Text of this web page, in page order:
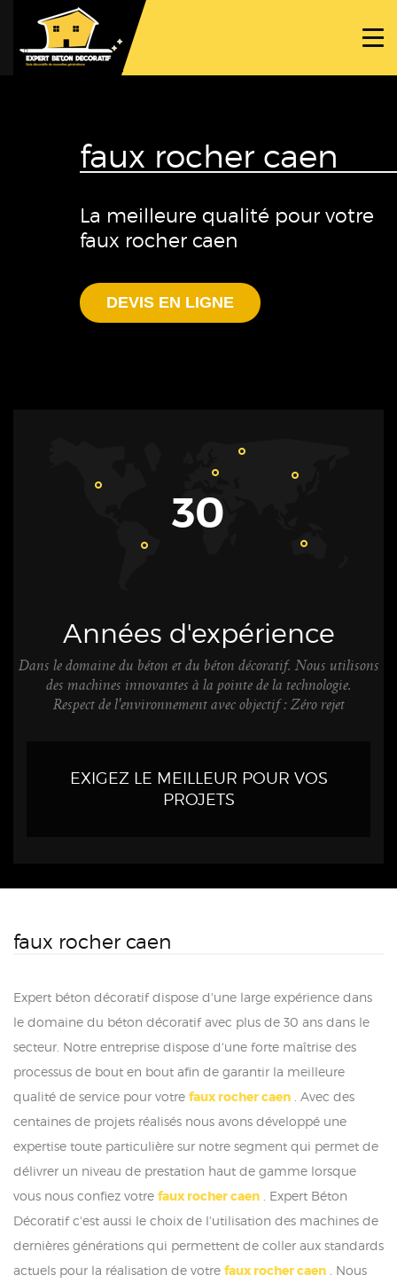
PROJETS
TRAVAUX SPÉCIFIQUES
NOUS CONTACTER
faux rocher caen
La meilleure qualité pour votre
faux rocher caen
DEVIS EN LIGNE
30
Années d'expérience
Dans le domaine du béton et du béton décoratif. Nous utilisons
des machines innovantes à la pointe de la technologie.
Respect de l'environnement avec objectif : Zéro rejet
EXIGEZ LE MEILLEUR POUR VOS
PROJETS
faux rocher caen
Expert béton décoratif dispose d'une large expérience dans
le domaine du béton décoratif avec plus de 30 ans dans le
secteur. Notre entreprise dispose d'une forte maîtrise des
processus de bout en bout afin de garantir la meilleure
qualité de service pour votre faux rocher caen . Avec des
centaines de projets réalisés nous avons développé une
expertise toute particulière sur notre segment qui permet de
délivrer un niveau de prestation haut de gamme lorsque
vous nous confiez votre faux rocher caen . Expert Béton
Décoratif c'est aussi le choix de l'utilisation des machines de
dernières générations qui permettent de coller aux standards
actuels pour la réalisation de votre faux rocher caen . Nous